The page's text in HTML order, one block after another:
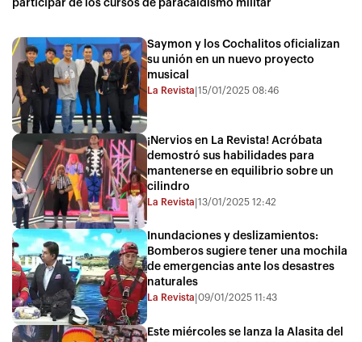
participar de los cursos de paracaidismo militar
Saymon y los Cochalitos oficializan
su unión en un nuevo proyecto
musical
La Revista |15/01/2025 08:46
¡Nervios en La Revista! Acróbata
demostró sus habilidades para
mantenerse en equilibrio sobre un
cilindro
La Revista |13/01/2025 12:42
Inundaciones y deslizamientos:
Bomberos sugiere tener una mochila
de emergencias ante los desastres
naturales
La Revista |09/01/2025 11:43
Este miércoles se lanza la Alasita del